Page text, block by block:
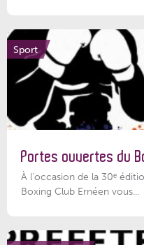
Sport
Portes ouvertes du
À l’occasion de la 30ᵉ
Boxing Club Ernéen vous...